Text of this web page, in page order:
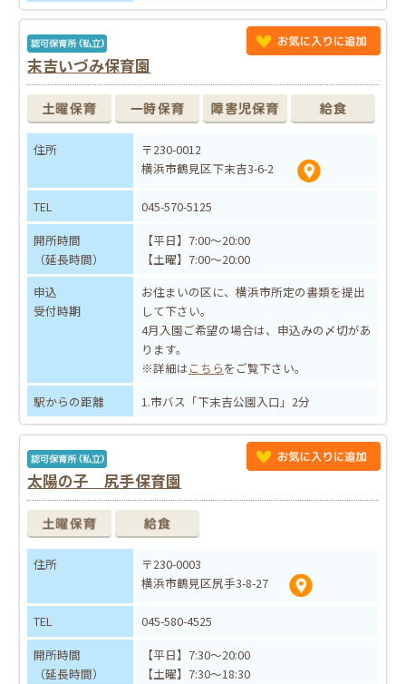
末吉いづみ保育園
住所
〒230-0012
横浜市鶴見区下末吉3-6-2
TEL
045-570-5125
開所時間
（延長時間）
【平日】7:00～20:00
【土曜】7:00～20:00
申込
受付時期
お住まいの区に、横浜市所定の書類を提出
して下さい。
4月入園ご希望の場合は、申込みの〆切があ
ります。
※詳細はこちらをご覧下さい。
駅からの距離
1.市バス「下末吉公園入口」2分
太陽の子 尻手保育園
住所
〒230-0003
横浜市鶴見区尻手3-8-27
TEL
045-580-4525
開所時間
（延長時間）
【平日】7:30～20:00
【土曜】7:30～18:30